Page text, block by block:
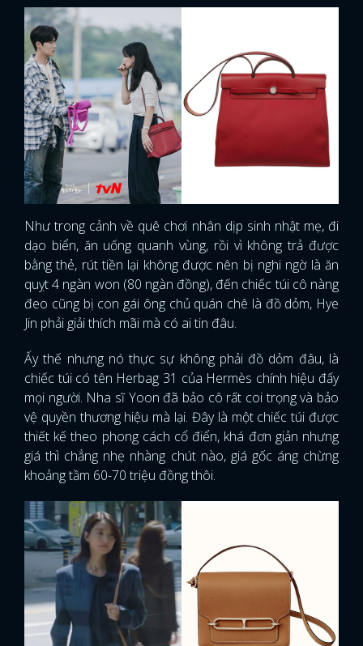
Như trong cảnh về quê chơi nhân dịp sinh nhật mẹ, đi
dạo biển, ăn uống quanh vùng, rồi vì không trả được
bằng thẻ, rút tiền lại không được nên bị nghi ngờ là ăn
quỵt 4 ngàn won (80 ngàn đồng), đến chiếc túi cô nàng
đeo cũng bị con gái ông chủ quán chê là đồ dỏm, Hye
Jin phải giải thích mãi mà có ai tin đâu.
Ấy thế nhưng nó thực sự không phải đồ dỏm đâu, là
chiếc túi có tên Herbag 31 của Hermès chính hiệu đấy
mọi người. Nha sĩ Yoon đã bảo cô rất coi trọng và bảo
vệ quyền thương hiệu mà lại. Đây là một chiếc túi được
thiết kế theo phong cách cổ điển, khá đơn giản nhưng
giá thì chẳng nhẹ nhàng chút nào, giá gốc áng chừng
khoảng tầm 60-70 triệu đồng thôi.